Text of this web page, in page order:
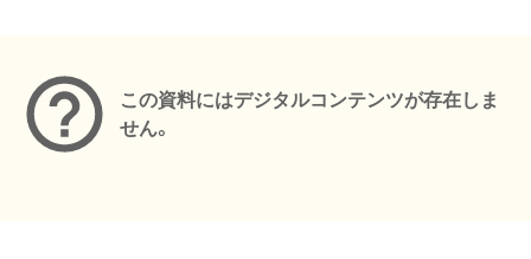
この資料にはデジタルコンテンツが存在しま
せん。